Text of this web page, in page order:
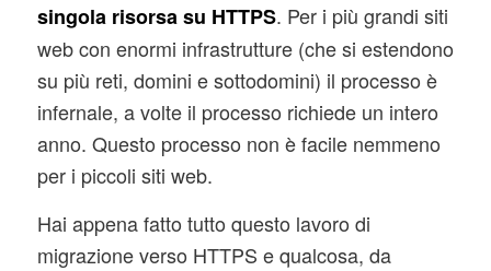
singola risorsa su HTTPS. Per i più grandi siti
web con enormi infrastrutture (che si estendono
su più reti, domini e sottodomini) il processo è
infernale, a volte il processo richiede un intero
anno. Questo processo non è facile nemmeno
per i piccoli siti web.
Hai appena fatto tutto questo lavoro di
migrazione verso HTTPS e qualcosa, da